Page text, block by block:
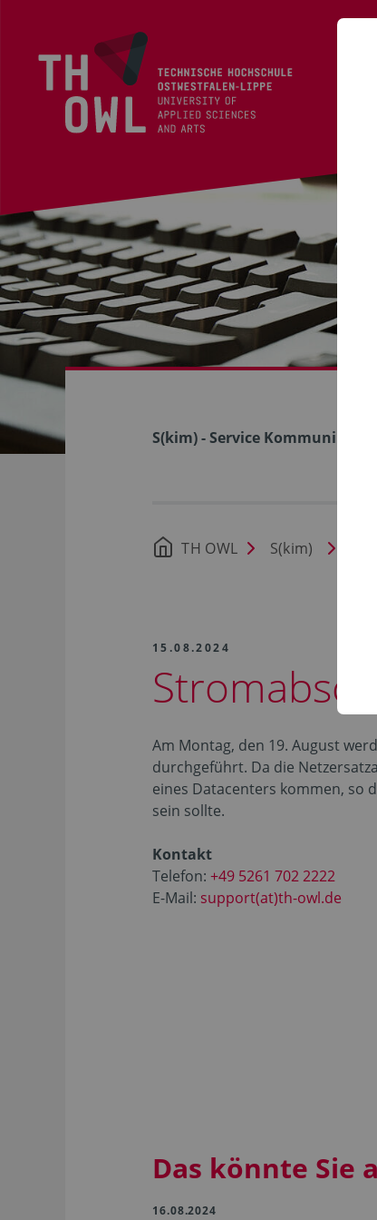
S(kim) - Service
TH OWL S(kim)
15.08.2024
Am Montag, den 19. August
durchgeführt. Da die
eines Datacenters kommen, so
sein sollte.
Kontakt
Telefon: +49 5261 702 2222
E-Mail: support(at)th-owl.de
Das könnte Sie
16.08.2024